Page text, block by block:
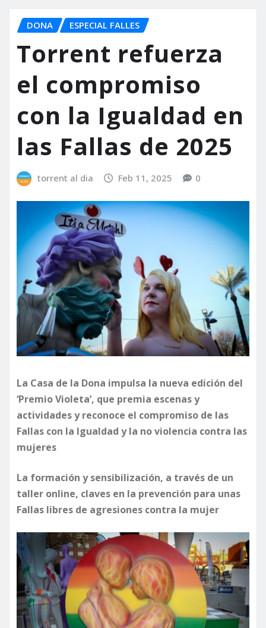
DONA ESPECIAL FALLES
Torrent refuerza
el compromiso
con la Igualdad en
las Fallas de 2025
torrent al dia Feb 11, 2025 0
La Casa de la Dona impulsa la nueva edición del
‘Premio Violeta’, que premia escenas y
actividades y reconoce el compromiso de las
Fallas con la Igualdad y la no violencia contra las
mujeres
La formación y sensibilización, a través de un
taller online, claves en la prevención para unas
Fallas libres de agresiones contra la mujer